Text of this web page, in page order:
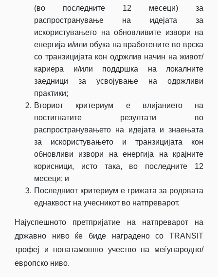
(во последните 12 месеци) за
распространување на идејата за
искористувањето на обновливите извори на
енергија и/или обука на вработените во врска
со транзицијата кон одржлив начин на живот/
кариера и/или поддршка на локалните
заедници за усвојување на одржливи
практики;
Вториот критериум е влијанието на
постигнатите резултати во
распространувањето на идејата и знаењата
за искористувањето и транзицијата кон
обновливи извори на енергија на крајните
корисници, исто така, во последните 12
месеци; и
Последниот критериум е грижата за родовата
еднаквост на учесникот во натпреварот.
Најуспешното претпријатие на натпреварот на
државно ниво ќе биде наградено со TRANSIT
трофеј и понатамошно учество на меѓународно/
европско ниво.